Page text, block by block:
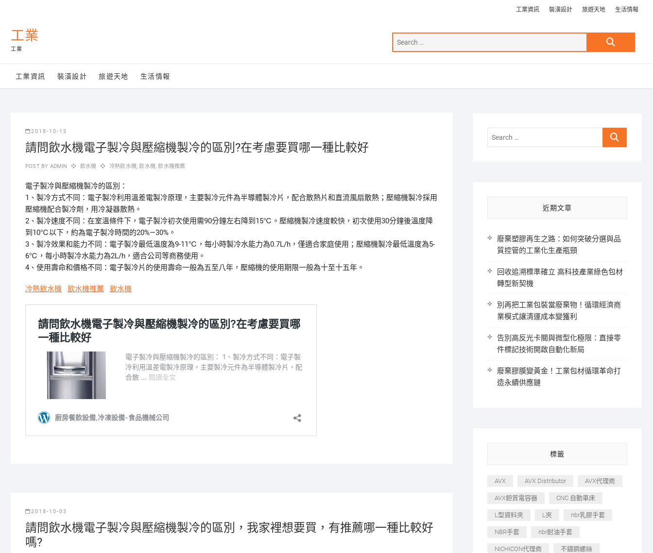
content
工業資訊 裝潢設計 旅遊天地 生活情報
工業
工業
Search
工業資訊 裝潢設計 旅遊天地 生活情報
2018-10-15
請問飲水機電子製冷與壓縮機製冷的區別?在考慮要買哪一種比較好
POST BY ADMIN 飲水機 冷熱飲水機,飲水機,飲水機推薦
電子製冷與壓縮機製冷的區別：
1、製冷方式不同：電子製冷利用溫差電製冷原理，主要製冷元件為半導體製冷片，配合散熱片和直流風扇散熱；壓縮機製冷採用
壓縮機配合製冷劑，用冷凝器散熱。
2、製冷速度不同：在室溫條件下，電子製冷初次使用需90分鐘左右降到15℃。壓縮機製冷速度較快，初次使用30分鐘後溫度降
到10℃以下，約為電子製冷時間的20%—30%。
3、製冷效果和能力不同：電子製冷最低溫度為9-11℃，每小時製冷水能力為0.7L/h，僅適合家庭使用；壓縮機製冷最低溫度為5-
6℃，每小時製冷水能力為2L/h，適合公司等商務使用。
4、使用壽命和價格不同：電子製冷片的使用壽命一般為五至八年，壓縮機的使用期限一般為十至十五年。
冷熱飲水機 飲水機推薦 飲水機
2018-10-03
請問飲水機電子製冷與壓縮機製冷的區別，我家裡想要買，有推薦哪一種比較好
嗎?
Search
近期文章
廢棄塑膠再生之路：如何突破分選與品
質控管的工業化生產瓶頸
回收追溯標準確立 高科技產業綠色包材
轉型新契機
別再把工業包裝當廢棄物！循環經濟商
業模式讓清運成本變獲利
告別高反光卡關與微型化極限：直接零
件標記技術開啟自動化新局
廢棄膠膜變黃金！工業包材循環革命打
造永續供應鏈
標籤
AVX AVX Distributor AVX代理商
AVX鉭質電容器 CNC 自動車床
L型資料夾 L夾 nbr乳膠手套
NBR手套 nbr耐油手套
NICHICON代理商 不鏽鋼螺絲